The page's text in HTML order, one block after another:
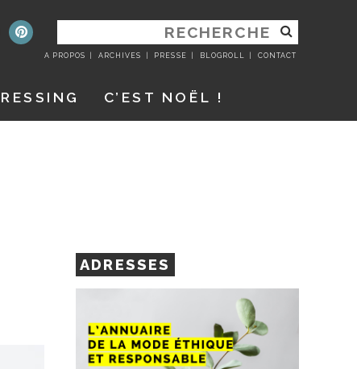
RECHERCHER
:
A PROPOS ARCHIVES PRESSE BLOGROLL CONTACT
C’EST NOËL !
ADRESSES